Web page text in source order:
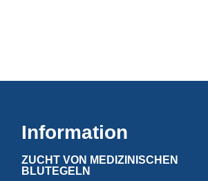
Information
ZUCHT VON MEDIZINISCHEN
BLUTEGELN